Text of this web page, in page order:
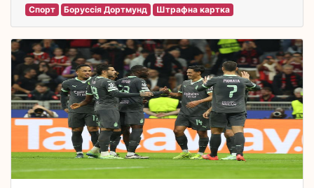
Спорт Боруссія Дортмунд Штрафна картка